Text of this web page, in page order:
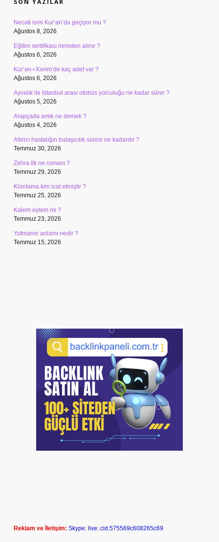
SON YAZILAR
Necati ismi Kur’an’da geçiyor mu ?
Ağustos 8, 2026
Eğitim sertifikası nereden alınır ?
Ağustos 6, 2026
Kur’an-ı Kerim’de kaç adet var ?
Ağustos 6, 2026
Ayvalık ile İstanbul arası otobüs yolculuğu ne kadar sürer ?
Ağustos 5, 2026
Arapçada amik ne demek ?
Ağustos 4, 2026
Altıncı hastalığın bulaşıcılık süresi ne kadardır ?
Temmuz 30, 2026
Zehra ilk ne romanı ?
Temmuz 29, 2026
Klonlama kim icat etmiştir ?
Temmuz 25, 2026
Kalem eylem mi ?
Temmuz 23, 2026
Yutmanın anlamı nedir ?
Temmuz 15, 2026
Reklam ve İletişim: Skype: live:.cid.575569c608265c69